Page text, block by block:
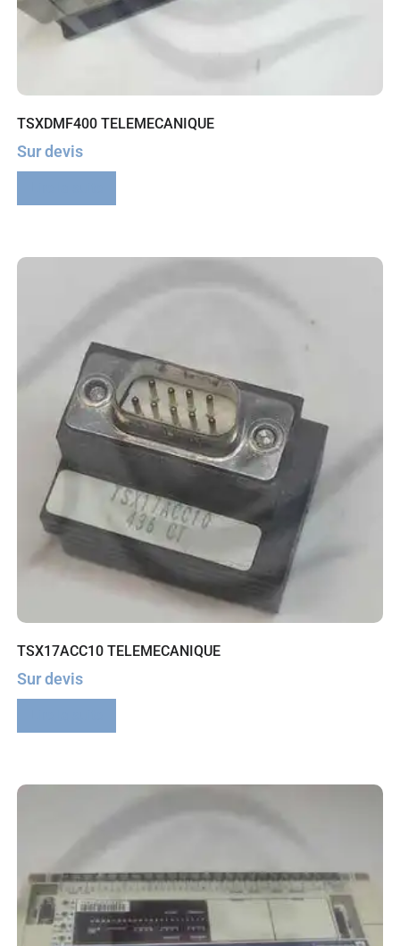
TSXDMF400 TELEMECANIQUE
Sur devis
TSX17ACC10 TELEMECANIQUE
Sur devis